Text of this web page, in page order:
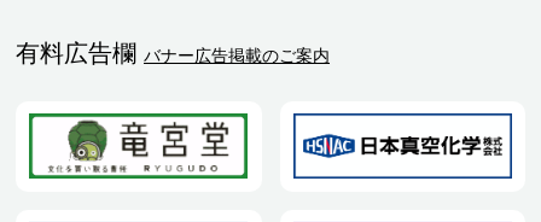
有料広告欄 バナー広告掲載のご案内